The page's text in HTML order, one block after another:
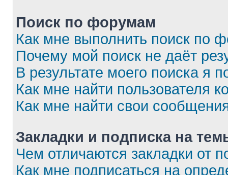
Поиск по форумам
Как мне выполнить поиск по
Почему мой поиск не даёт
В результате моего поиска я
Как мне найти пользователя
Как мне найти свои
Закладки и подписка на
Чем отличаются закладки от
Как мне подписаться на